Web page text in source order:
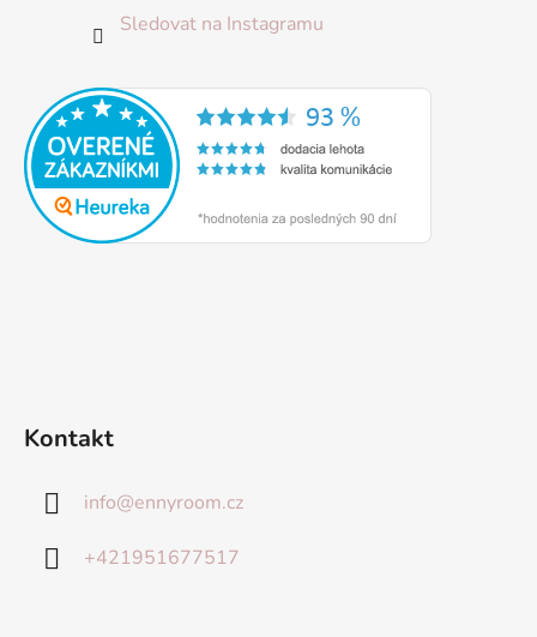
Sledovat na Instagramu
Kontakt
info@ennyroom.cz
+421951677517